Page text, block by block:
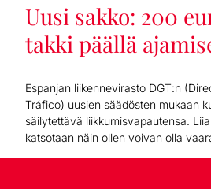
Uusi sakko: 200
takki päällä
Espanjan liikennevirasto DGT:n
Tráfico) uusien säädösten mukaan
säilytettävä liikkumisvapautensa.
katsotaan näin ollen voivan olla